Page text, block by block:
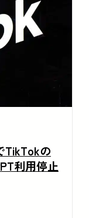
TikTokの
利用停止